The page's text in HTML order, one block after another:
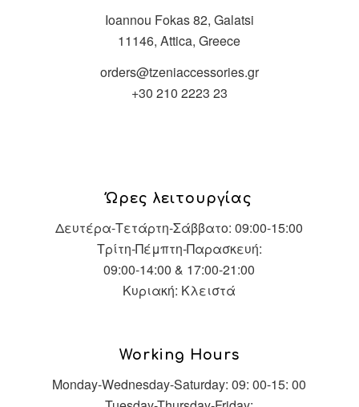
Ioannou Fokas 82, Galatsi
11146, Attica, Greece
orders@tzeniaccessories.gr
+30 210 2223 23
Ώρες λειτουργίας
Δευτέρα-Τετάρτη-Σάββατο: 09:00-15:00
Τρίτη-Πέμπτη-Παρασκευή:
09:00-14:00 & 17:00-21:00
Κυριακή: Κλειστά
Working Hours
Monday-Wednesday-Saturday: 09: 00-15: 00